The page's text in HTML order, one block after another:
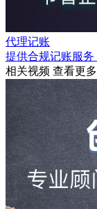
代理记账
提供合规记账服
相关视频 查看更多